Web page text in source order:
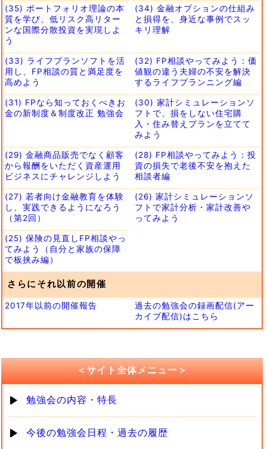
(35) ポートフォリオ理論の本
質を学び、低リスク高リター
ンな国際分散投資を実現しよ
う
(34) 金融オプションの仕組み
と損得を、身近な事例でスッ
キリ理解
(33) ライフプランソフトを活
用し、FP相談の質と満足度を
高めよう
(32) FP相談やってみよう：価
値観の違う夫婦の不安を解決
するライフプランニング編
(31) FPなら知っておくべきお
金の新制度＆制度改正 勉強会
(30) 家計シミュレーションソ
フトで、損をしない住宅購
入・住み替えプランを立てて
みよう
(29) 金融商品販売でなく顧客
から報酬をいただく資産運用
ビジネスにチャレンジしよう
(28) FP相談やってみよう：投
資の損失で老後不安を抱えた
相談者編
(27) 若者向け金融教育を体験
し、実践できるようになろう
（第2回）
(26) 家計シミュレーションソ
フトで家計分析・家計改善や
ってみよう
(25) 保険の見直しFP相談やっ
てみよう（自分と家族の保障
で板挟み編）
さらにそれ以前の開催
2017年以前の開催報告
過去の勉強会の録画配信(アー
カイブ配信)はこちら
＜サイト全体メニュー＞
勉強会の内容・特長
今後の勉強会日程・過去の履歴